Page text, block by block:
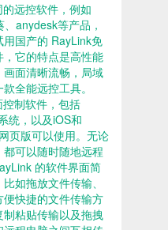
远控软件，例如
anydesk等产品，
国产的 RayLink免
它的特点是高性能
面清晰流畅，局域
全能远控工具。
制软件，包括
统，以及iOS和
页版可以使用。无论
可以随时随地远程
的软件界面简
如拖放文件传输、
快捷的文件传输方
粘贴传输以及拖拽